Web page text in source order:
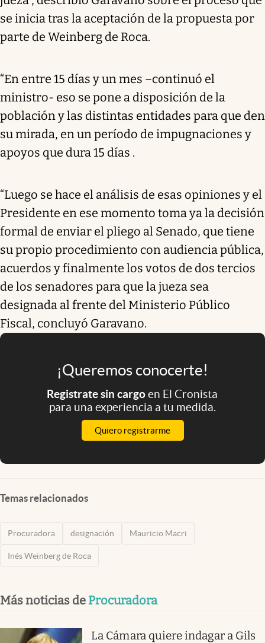
se inicia tras la aceptación de la propuesta por
parte de Weinberg de Roca.
“En entre 15 días y un mes –continuó el
ministro- eso se pone a disposición de la
población y las distintas entidades para que den
su mirada, en un período de impugnaciones y
apoyos que dura 15 días .
“Luego se hace el análisis de esas opiniones y el
Presidente en ese momento toma ya la decisión
formal de enviar el pliego al Senado, que tiene
su propio procedimiento con audiencia pública,
acuerdos y finalmente los votos de dos tercios
de los senadores para que la jueza sea
designada al frente del Ministerio Público
Fiscal, concluyó Garavano.
¡Queremos conocerte!
Registrate sin cargoen El Cronista
para una experiencia a tu medida.
Quiero registrarme
Temas relacionados
Procuradora designación Mauricio Macri
Inés Weinberg de Roca
Más noticias de Procuradora
La Cámara quiere indagar a Gils